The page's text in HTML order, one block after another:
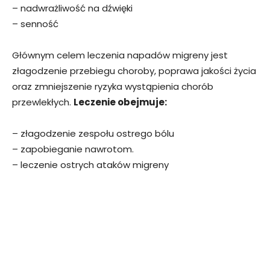
– nadwrażliwość na dźwięki
– senność
Głównym celem leczenia napadów migreny jest
złagodzenie przebiegu choroby, poprawa jakości życia
oraz zmniejszenie ryzyka wystąpienia chorób
przewlekłych. Leczenie obejmuje:
– złagodzenie zespołu ostrego bólu
– zapobieganie nawrotom.
– leczenie ostrych ataków migreny